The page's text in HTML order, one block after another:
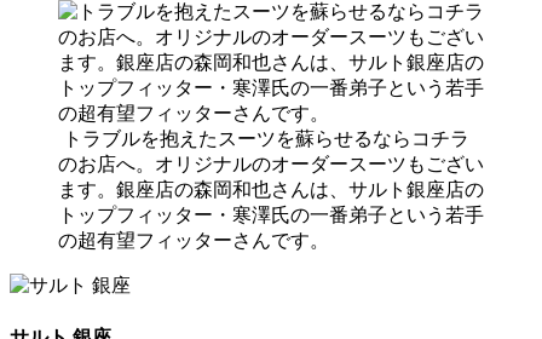
トラブルを抱えたスーツを蘇らせるならコチラ
のお店へ。オリジナルのオーダースーツもござい
ます。銀座店の森岡和也さんは、サルト銀座店の
トップフィッター・寒澤氏の一番弟子という若手
の超有望フィッターさんです。